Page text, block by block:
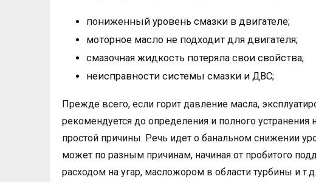
пониженный уровень смазки в двигателе;
моторное масло не подходит для двигателя;
смазочная жидкость потеряла свои свойства;
неисправности системы смазки и ДВС;
Прежде всего, если горит давление масла,
рекомендуется до определения и полного устранения
простой причины. Речь идет о банальном снижении
может по разным причинам, начиная от пробитого
расходом на угар, масложором в области турбины и т.д.